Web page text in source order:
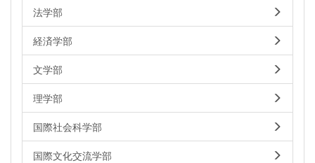
法学部
経済学部
文学部
理学部
国際社会科学部
国際文化交流学部